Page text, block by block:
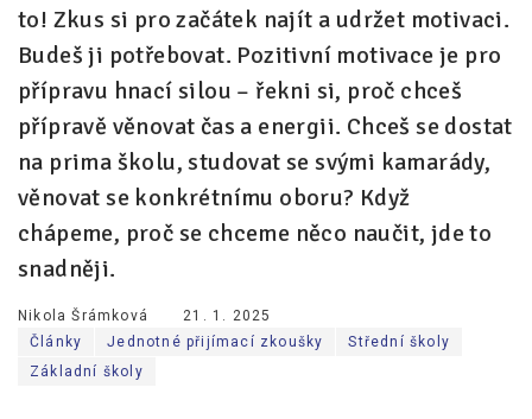
Kontakty
to! Zkus si pro začátek najít a udržet motivaci.
Budeš ji potřebovat. Pozitivní motivace je pro
přípravu hnací silou – řekni si, proč chceš
přípravě věnovat čas a energii. Chceš se dostat
na prima školu, studovat se svými kamarády,
věnovat se konkrétnímu oboru? Když
chápeme, proč se chceme něco naučit, jde to
snadněji.
Nikola Šrámková
21. 1. 2025
Články
Jednotné přijímací zkoušky
Střední školy
Základní školy